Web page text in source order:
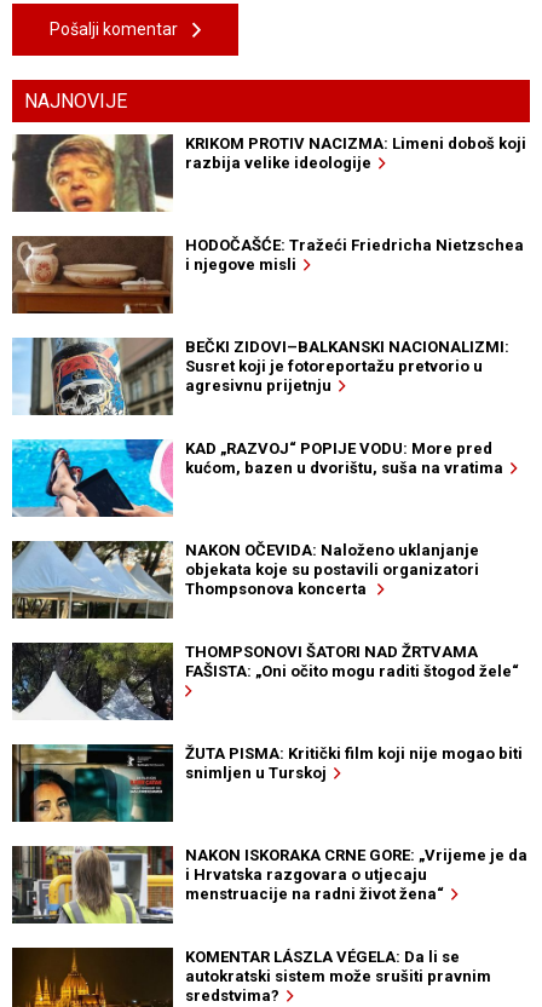
Pošalji komentar
NAJNOVIJE
KRIKOM PROTIV NACIZMA: Limeni doboš koji
razbija velike ideologije
HODOČAŠĆE: Tražeći Friedricha Nietzschea
i njegove misli
BEČKI ZIDOVI–BALKANSKI NACIONALIZMI:
Susret koji je fotoreportažu pretvorio u
agresivnu prijetnju
KAD „RAZVOJ“ POPIJE VODU: More pred
kućom, bazen u dvorištu, suša na vratima
NAKON OČEVIDA: Naloženo uklanjanje
objekata koje su postavili organizatori
Thompsonova koncerta
THOMPSONOVI ŠATORI NAD ŽRTVAMA
FAŠISTA: „Oni očito mogu raditi štogod žele“
ŽUTA PISMA: Kritički film koji nije mogao biti
snimljen u Turskoj
NAKON ISKORAKA CRNE GORE: „Vrijeme je da
i Hrvatska razgovara o utjecaju
menstruacije na radni život žena“
KOMENTAR LÁSZLA VÉGELA: Da li se
autokratski sistem može srušiti pravnim
sredstvima?